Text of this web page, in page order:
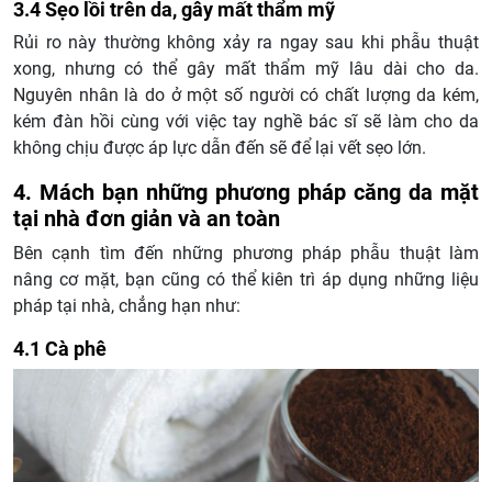
3.4 Sẹo lồi trên da, gây mất thẩm mỹ
Rủi ro này thường không xảy ra ngay sau khi phẫu thuật
xong, nhưng có thể gây mất thẩm mỹ lâu dài cho da.
Nguyên nhân là do ở một số người có chất lượng da kém,
kém đàn hồi cùng với việc tay nghề bác sĩ sẽ làm cho da
không chịu được áp lực dẫn đến sẽ để lại vết sẹo lớn.
4. Mách bạn những phương pháp căng da mặt
tại nhà đơn giản và an toàn
Bên cạnh tìm đến những phương pháp phẫu thuật làm
nâng cơ mặt, bạn cũng có thể kiên trì áp dụng những liệu
pháp tại nhà, chẳng hạn như:
4.1 Cà phê